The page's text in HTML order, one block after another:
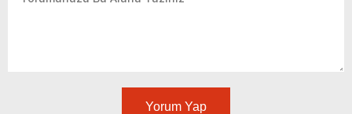
Yorum Yap